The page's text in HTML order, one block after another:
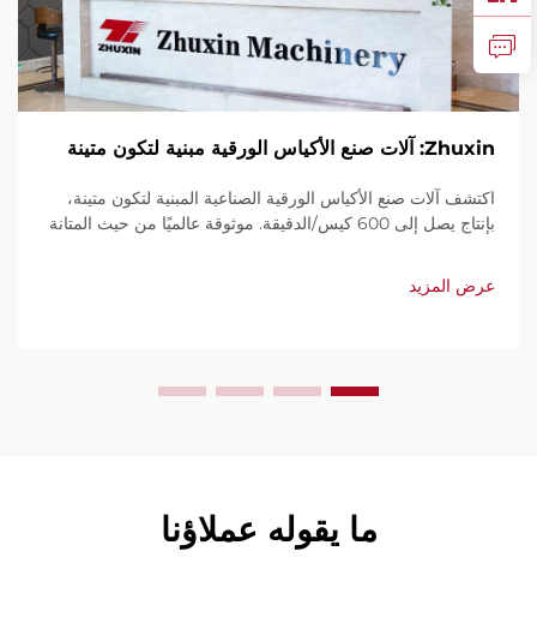
Zhuxin: آلات صنع الأكياس الورقية مبنية لتكون متينة
اكتشف آلات صنع الأكياس الورقية الصناعية المبنية لتكون متينة،
بإنتاج يصل إلى 600 كيس/الدقيقة. موثوقة عالميًا من حيث المتانة
وخدمة سريعة. اطلب عرض سعر اليوم.
عرض المزيد
ما يقوله عملاؤنا